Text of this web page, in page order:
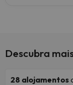
Descubra
28 alojamentos